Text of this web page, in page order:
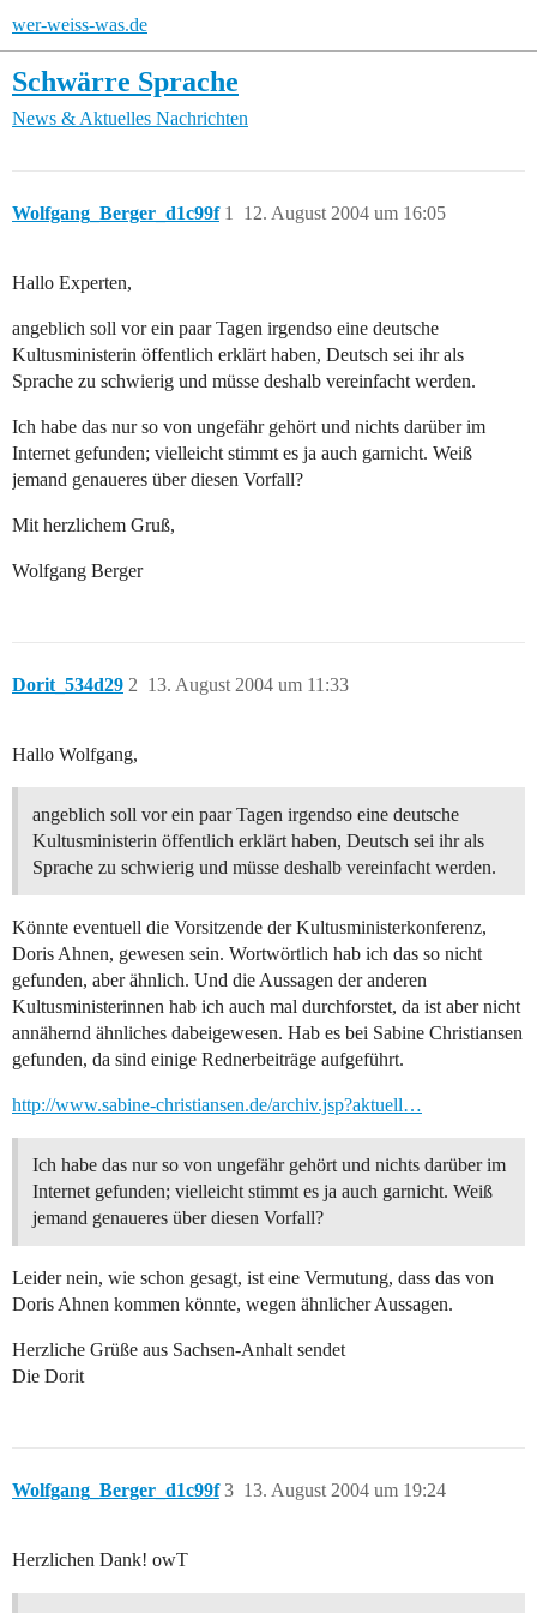
wer-weiss-was.de
Schwärre Sprache
News & Aktuelles Nachrichten
Wolfgang_Berger_d1c99f 12. August 2004 um 16:05
1
Hallo Experten,
angeblich soll vor ein paar Tagen irgendso eine deutsche
Kultusministerin öffentlich erklärt haben, Deutsch sei ihr als
Sprache zu schwierig und müsse deshalb vereinfacht werden.
Ich habe das nur so von ungefähr gehört und nichts darüber im
Internet gefunden; vielleicht stimmt es ja auch garnicht. Weiß
jemand genaueres über diesen Vorfall?
Mit herzlichem Gruß,
Wolfgang Berger
Dorit_534d29 13. August 2004 um 11:33
2
Hallo Wolfgang,
angeblich soll vor ein paar Tagen irgendso eine deutsche
Kultusministerin öffentlich erklärt haben, Deutsch sei ihr als
Sprache zu schwierig und müsse deshalb vereinfacht werden.
Könnte eventuell die Vorsitzende der Kultusministerkonferenz,
Doris Ahnen, gewesen sein. Wortwörtlich hab ich das so nicht
gefunden, aber ähnlich. Und die Aussagen der anderen
Kultusministerinnen hab ich auch mal durchforstet, da ist aber nicht
annähernd ähnliches dabeigewesen. Hab es bei Sabine Christiansen
gefunden, da sind einige Rednerbeiträge aufgeführt.
http://www.sabine-christiansen.de/archiv.jsp?aktuell…
Ich habe das nur so von ungefähr gehört und nichts darüber im
Internet gefunden; vielleicht stimmt es ja auch garnicht. Weiß
jemand genaueres über diesen Vorfall?
Leider nein, wie schon gesagt, ist eine Vermutung, dass das von
Doris Ahnen kommen könnte, wegen ähnlicher Aussagen.
Herzliche Grüße aus Sachsen-Anhalt sendet
Die Dorit
Wolfgang_Berger_d1c99f 13. August 2004 um 19:24
3
Herzlichen Dank! owT